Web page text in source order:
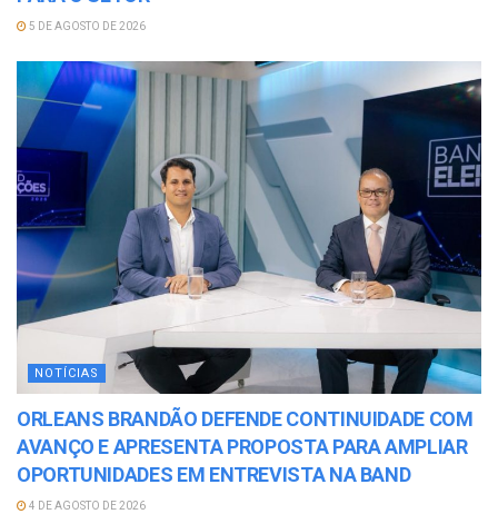
5 DE AGOSTO DE 2026
NOTÍCIAS
ORLEANS BRANDÃO DEFENDE CONTINUIDADE COM
AVANÇO E APRESENTA PROPOSTA PARA AMPLIAR
OPORTUNIDADES EM ENTREVISTA NA BAND
4 DE AGOSTO DE 2026